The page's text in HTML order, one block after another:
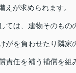
えが求められます。
ては、建物そのもの
がを負わせたり隣家
責任を補う補償を組